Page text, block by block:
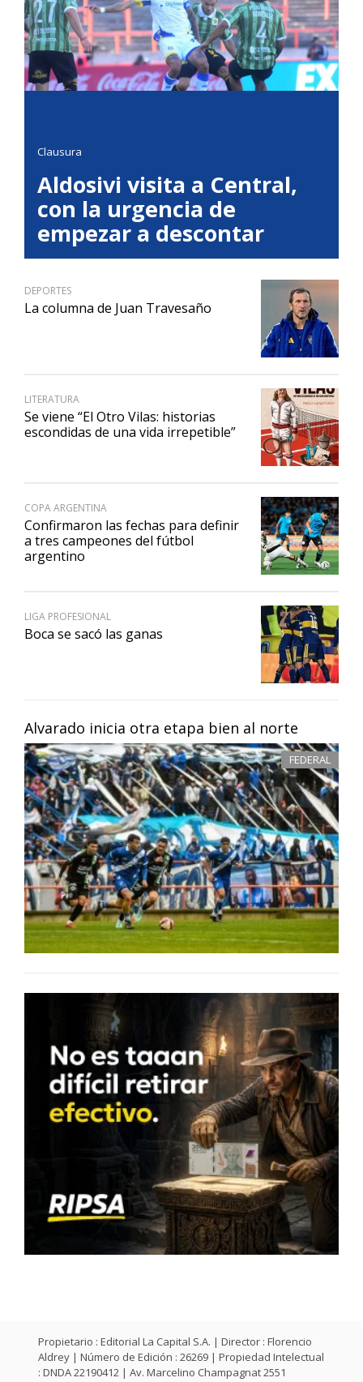
Alvarado inicia otra etapa bien al norte
FEDERAL
Clausura
Aldosivi visita a Central,
con la urgencia de
empezar a descontar
DEPORTES
La columna de Juan Travesaño
LITERATURA
Se viene “El Otro Vilas: historias
escondidas de una vida irrepetible”
COPA ARGENTINA
Confirmaron las fechas para definir
a tres campeones del fútbol
argentino
LIGA PROFESIONAL
Boca se sacó las ganas
Propietario : Editorial La Capital S.A. | Director : Florencio
Aldrey | Número de Edición : 26269 | Propiedad Intelectual
: DNDA 22190412 | Av. Marcelino Champagnat 2551